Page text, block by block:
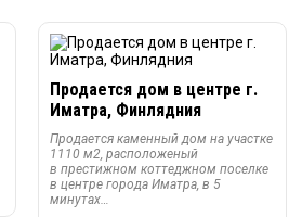
Продается дом в центре г.
Иматра, Финлядния
Продается каменный дом на участке
1110 м2, расположеный
в престижном коттеджном поселке
в центре города Иматра, в 5
минутах…